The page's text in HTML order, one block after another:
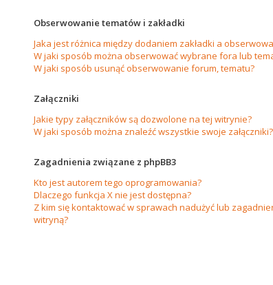
Obserwowanie tematów i zakładki
Jaka jest różnica między dodaniem zakładki a
W jaki sposób można obserwować wybrane fora lub
W jaki sposób usunąć obserwowanie forum, tematu?
Załączniki
Jakie typy załączników są dozwolone na tej witrynie?
W jaki sposób można znaleźć wszystkie swoje załączniki?
Zagadnienia związane z phpBB3
Kto jest autorem tego oprogramowania?
Dlaczego funkcja X nie jest dostępna?
Z kim się kontaktować w sprawach nadużyć lub
witryną?